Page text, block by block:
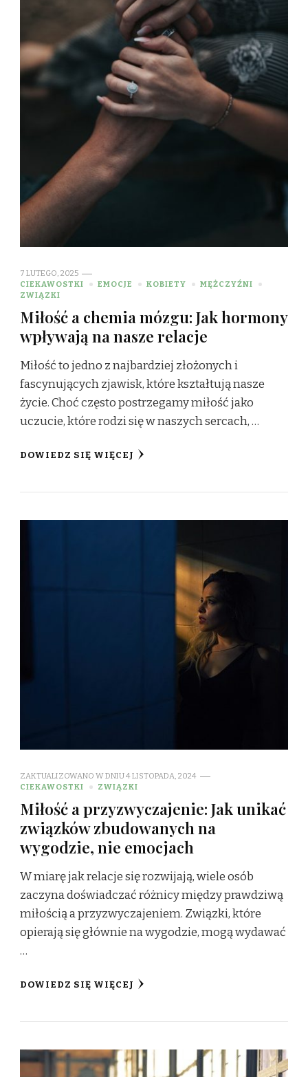
7 LUTEGO, 2025
CIEKAWOSTKI
EMOCJE KOBIETY
MĘŻCZYŹNI
ZWIĄZKI
Miłość a chemia mózgu: Jak hormony
wpływają na nasze relacje
Miłość to jedno z najbardziej złożonych i
fascynujących zjawisk, które kształtują nasze
życie. Choć często postrzegamy miłość jako
uczucie, które rodzi się w naszych sercach, …
DOWIEDZ SIĘ WIĘCEJ
ZAKTUALIZOWANO W DNIU4 LISTOPADA, 2024
CIEKAWOSTKI
ZWIĄZKI
Miłość a przyzwyczajenie: Jak unikać
związków zbudowanych na
wygodzie, nie emocjach
W miarę jak relacje się rozwijają, wiele osób
zaczyna doświadczać różnicy między prawdziwą
miłością a przyzwyczajeniem. Związki, które
opierają się głównie na wygodzie, mogą wydawać
…
DOWIEDZ SIĘ WIĘCEJ